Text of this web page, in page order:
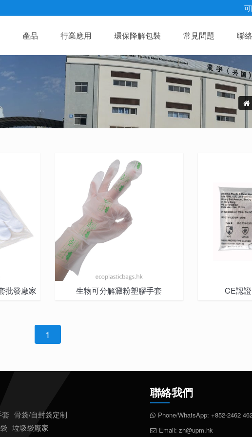
產品 行業應用 環保降解包裝 常見問題 聯
批發廠家 生物可分解澱粉塑膠手套 CE認
1
骨袋/自封袋定制
垃圾袋廠家
聯絡我們
Phone/WhatsApp: +852-2462
Email: zh@upm.hk